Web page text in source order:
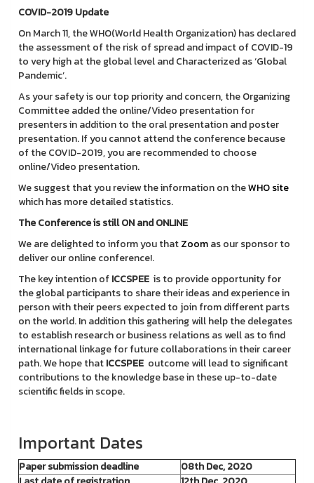
COVID-2019 Update
On March 11, the WHO(World Health Organization) has declared
the assessment of the risk of spread and impact of COVID-19
to very high at the global level and Characterized as ‘Global
Pandemic’.
As your safety is our top priority and concern, the Organizing
Committee added the online/Video presentation for
presenters in addition to the oral presentation and poster
presentation. If you cannot attend the conference because
of the COVID-2019, you are recommended to choose
online/Video presentation.
We suggest that you review the information on theWHO site
which has more detailed statistics.
The Conference is still ON and ONLINE
We are delighted to inform you thatZoomas our sponsor to
deliver our online conference!.
The key intention ofICCSPEE is to provide opportunity for
the global participants to share their ideas and experience in
person with their peers expected to join from different parts
on the world. In addition this gathering will help the delegates
to establish research or business relations as well as to find
international linkage for future collaborations in their career
path. We hope thatICCSPEE outcome will lead to significant
contributions to the knowledge base in these up-to-date
scientific fields in scope.
Important Dates
Paper submission deadline
08th Dec, 2020